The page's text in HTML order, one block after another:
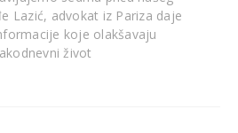
Lazić, advokat iz Pariza daje
koje olakšavaju
život